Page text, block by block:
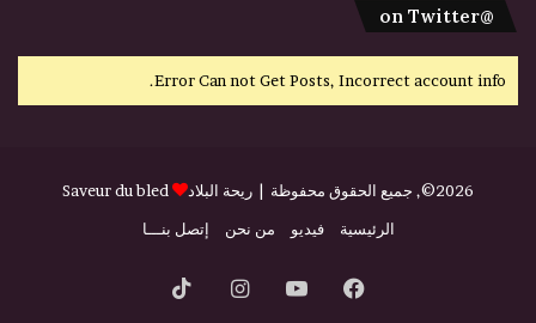
@on Twitter
Error Can not Get Posts, Incorrect account info.
2026©, جميع الحقوق محفوظة | ريحة البلاد
Saveur du bled
الرئيسية
فيديو من نحن إتصل بنـــا
فيسبوك يوتيوب انستقرام